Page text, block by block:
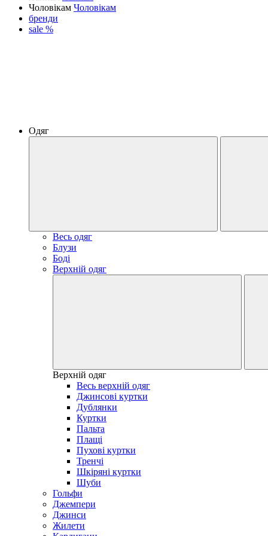
Чоловікам Чоловікам
бренди
sale %
Одяг
Весь одяг
Блузи
Боді
Верхній одяг
Верхній одяг
Весь верхній одяг
Джинсові куртки
Дублянки
Куртки
Пальта
Плащі
Пухові куртки
Тренчі
Шкіряні куртки
Шуби
Гольфи
Джемпери
Джинси
Жилети